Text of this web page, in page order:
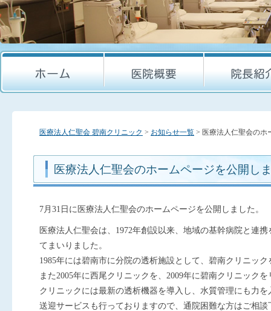
医療法人仁聖会 碧南クリニック > お知らせ一覧 > 医療法人仁聖会のホ
医療法人仁聖会のホームページを公開し
7月31日に医療法人仁聖会のホームページを公開しました。
医療法人仁聖会は、1972年創設以来、地域の基幹病院と連
てまいりました。
1985年には碧南市に分院の透析施設として、碧南クリニッ
また2005年に西尾クリニックを、2009年に碧南クリニック
クリニックには最新の透析機器を導入し、水質管理にも力
送迎サービスも行っておりますので、通院困難な方はご相談